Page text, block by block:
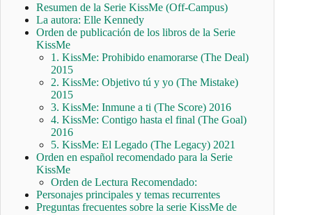
Resumen de la Serie KissMe (Off-Campus)
La autora: Elle Kennedy
Orden de publicación de los libros de la Serie
KissMe
1. KissMe: Prohibido enamorarse (The Deal)
2015
2. KissMe: Objetivo tú y yo (The Mistake)
2015
3. KissMe: Inmune a ti (The Score) 2016
4. KissMe: Contigo hasta el final (The Goal)
2016
5. KissMe: El Legado (The Legacy) 2021
Orden en español recomendado para la Serie
KissMe
Orden de Lectura Recomendado:
Personajes principales y temas recurrentes
Preguntas frecuentes sobre la serie KissMe de